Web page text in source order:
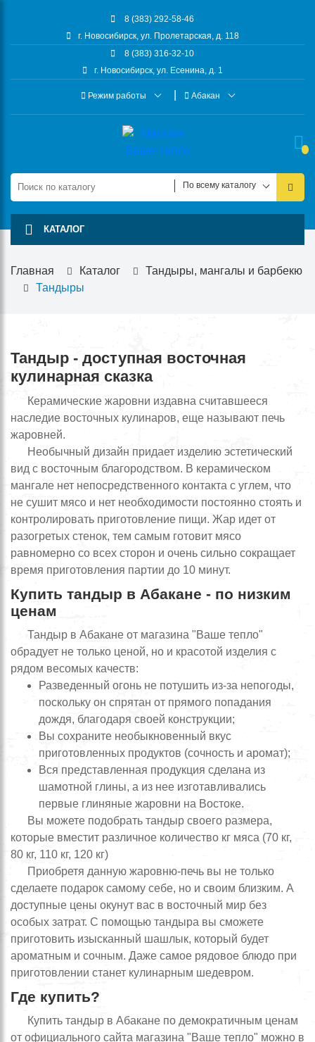
8 (383) 292-58-46
г. Новосибирск, ул. Пролетарская, д. 118
8 (383) 316-32-10
г. Новосибирск, ул. Есенина, д. 1
Режим работы Абакан
По всему каталогу
КАТАЛОГ
Главная Каталог
Тандыры, мангалы и барбекю
Тандыры
Тандыр - доступная восточная
кулинарная сказка
Керамические жаровни издавна считавшееся
наследие восточных кулинаров, еще называют печь
жаровней.
Необычный дизайн придает изделию эстетический
вид с восточным благородством. В керамическом
мангале нет непосредственного контакта с углем, что
не сушит мясо и нет необходимости постоянно стоять и
контролировать приготовление пищи. Жар идет от
разогретых стенок, тем самым готовит мясо
равномерно со всех сторон и очень сильно сокращает
время приготовления партии до 10 минут.
Купить тандыр в Абакане - по низким
ценам
Тандыр в Абакане от магазина "Ваше тепло"
обрадует не только ценой, но и красотой изделия с
рядом весомых качеств:
Разведенный огонь не потушить из-за непогоды,
поскольку он спрятан от прямого попадания
дождя, благодаря своей конструкции;
Вы сохраните необыкновенный вкус
приготовленных продуктов (сочность и аромат);
Вся представленная продукция сделана из
шамотной глины, а из нее изготавливались
первые глиняные жаровни на Востоке.
Вы можете подобрать тандыр своего размера,
которые вместит различное количество кг мяса (70 кг,
80 кг, 110 кг, 120 кг)
Приобретя данную жаровню-печь вы не только
сделаете подарок самому себе, но и своим близким. А
доступные цены окунут вас в восточный мир без
особых затрат. С помощью тандыра вы сможете
приготовить изысканный шашлык, который будет
ароматным и сочным. Даже самое рядовое блюдо при
приготовлении станет кулинарным шедевром.
Где купить?
Купить тандыр в Абакане по демократичным ценам
от официального сайта магазина "Ваше тепло" можно в